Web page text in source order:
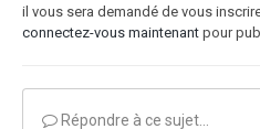
il vous sera demandé de vous
connectez-vous maintenant pour
Répondre à ce sujet…